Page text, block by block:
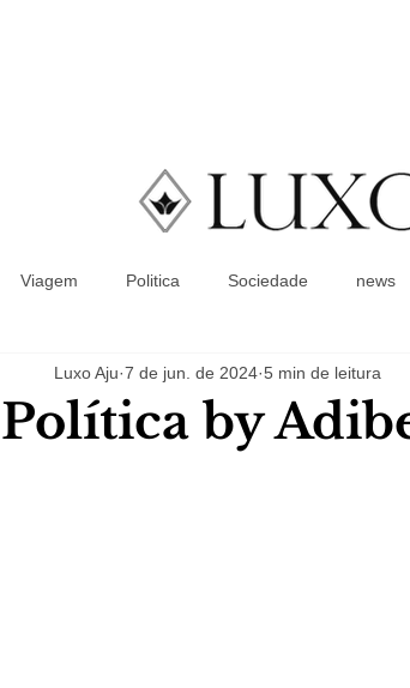
Viagem Politica Sociedade news
Política by
Luxo Aju 7 de jun. de 2024 5 min de leitura